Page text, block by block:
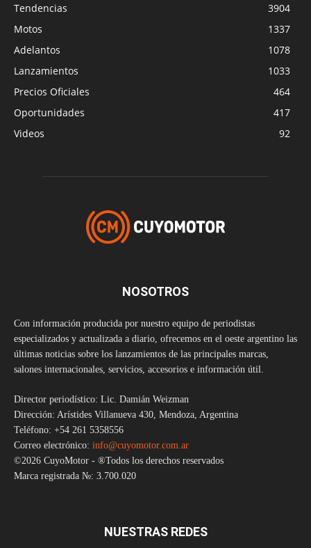
Tendencias
3904
Motos
1337
Adelantos
1078
Lanzamientos
1033
Precios Oficiales
464
Oportunidades
417
Videos
92
NOSOTROS
Con información producida por nuestro equipo de periodistas
especializados y actualizada a diario, ofrecemos en el oeste argentino las
últimas noticias sobre los lanzamientos de las principales marcas,
salones internacionales, servicios, accesorios e información útil.
Director periodístico: Lic. Damián Weizman
Dirección: Arístides Villanueva 430, Mendoza, Argentina
Teléfono: +54 261 5358556
Correo electrónico: info@cuyomotor.com.ar
©2026 CuyoMotor - ®Todos los derechos reservados
Marca registrada №: 3.700.020
NUESTRAS REDES